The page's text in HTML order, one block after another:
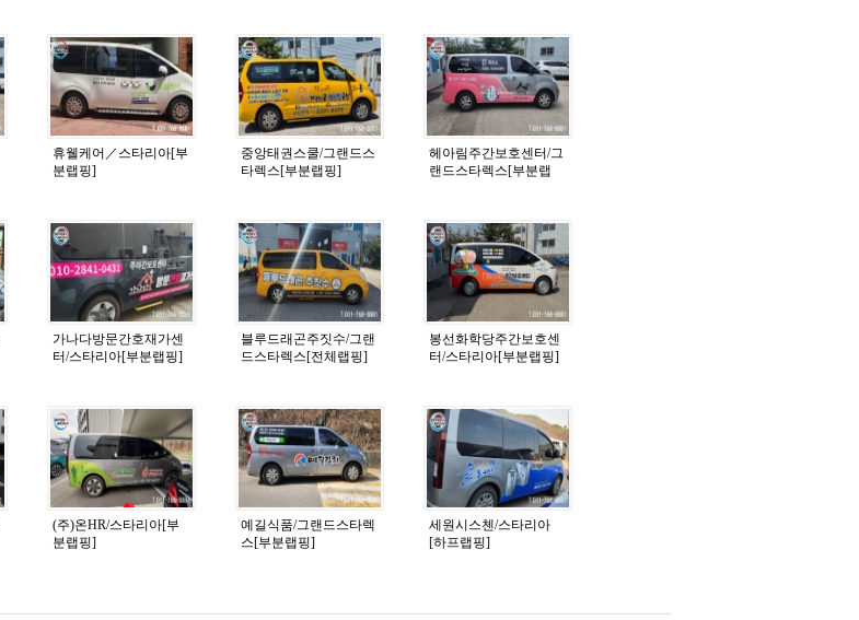
휴웰케어／스타리아[부
분랩핑]
중앙태권스쿨/그랜드스
타렉스[부분랩핑]
헤아림주간보호센터/그
랜드스타렉스[부분랩
가나다방문간호재가센
터/스타리아[부분랩핑]
블루드래곤주짓수/그랜
드스타렉스[전체랩핑]
봉선화학당주간보호센
터/스타리아[부분랩핑]
(주)온HR/스타리아[부
분랩핑]
예길식품/그랜드스타렉
스[부분랩핑]
세원시스첸/스타리아
[하프랩핑]